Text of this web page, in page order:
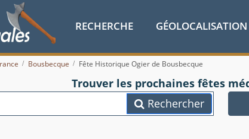
RECHERCHE GÉOLOCALISATION
Bousbecque Fête Historique Ogier de Bousbecque
Trouver les prochaines fêtes
Rechercher